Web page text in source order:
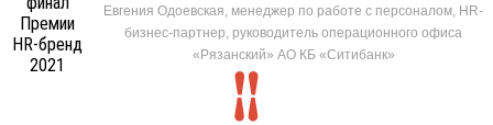
Евгения Одоевская, менеджер по работе с персоналом, HR-
бизнес-партнер, руководитель операционного офиса
«Рязанский» АО КБ «Ситибанк»